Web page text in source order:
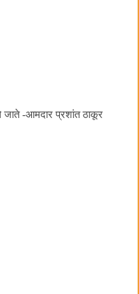
जाते -आमदार प्रशांत ठाकूर